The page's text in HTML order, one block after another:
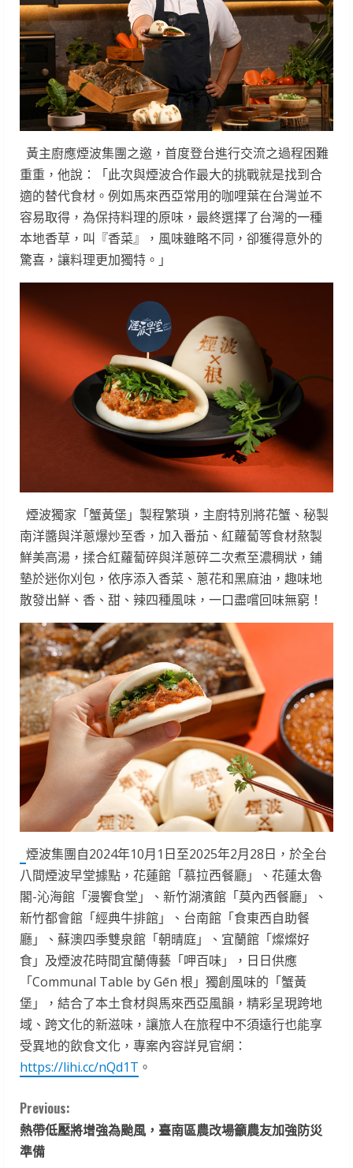
黃主廚應煙波集團之邀，首度登台進行交流之過程困難
重重，他說：「此次與煙波合作最大的挑戰就是找到合
適的替代食材。例如馬來西亞常用的咖哩葉在台灣並不
容易取得，為保持料理的原味，最終選擇了台灣的一種
本地香草，叫『香菜』，風味雖略不同，卻獲得意外的
驚喜，讓料理更加獨特。」
煙波獨家「蟹黃堡」製程繁瑣，主廚特別將花蟹、秘製
南洋醬與洋蔥爆炒至香，加入番茄、紅蘿蔔等食材熬製
鮮美高湯，揉合紅蘿蔔碎與洋蔥碎二次煮至濃稠狀，鋪
墊於迷你刈包，依序添入香菜、蔥花和黑麻油，趣味地
散發出鮮、香、甜、辣四種風味，一口盡嚐回味無窮！
煙波集團自2024年10月1日至2025年2月28日，於全台
八間煙波早堂據點，花蓮館「慕拉西餐廳」、花蓮太魯
閣-沁海館「漫饗食堂」、新竹湖濱館「莫內西餐廳」、
新竹都會館「經典牛排館」、台南館「食東西自助餐
廳」、蘇澳四季雙泉館「朝晴庭」、宜蘭館「燦燦好
食」及煙波花時間宜蘭傳藝「呷百味」，日日供應
「Communal Table by Gēn 根」獨創風味的「蟹黃
堡」，結合了本土食材與馬來西亞風韻，精彩呈現跨地
域、跨文化的新滋味，讓旅人在旅程中不須遠行也能享
受異地的飲食文化，專案內容詳見官網：
https://lihi.cc/nQd1T 。
C
o
Previous:
熱帶低壓將增強為颱風，臺南區農改場籲農友加強防災
準備